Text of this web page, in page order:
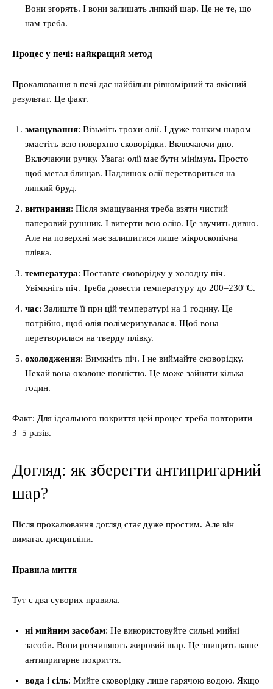
Вони згорять. І вони залишать липкий шар. Це не те, що
нам треба.
Процес у печі: найкращий метод
Прокалювання в печі дає найбільш рівномірний та якісний
результат. Це факт.
змащування: Візьміть трохи олії. І дуже тонким шаром
змастіть всю поверхню сковорідки. Включаючи дно.
Включаючи ручку. Увага: олії має бути мінімум. Просто
щоб метал блищав. Надлишок олії перетвориться на
липкий бруд.
витирання: Після змащування треба взяти чистий
паперовий рушник. І витерти всю олію. Це звучить дивно.
Але на поверхні має залишитися лише мікроскопічна
плівка.
температура: Поставте сковорідку у холодну піч.
Увімкніть піч. Треба довести температуру до 200–230°C.
час: Залиште її при цій температурі на 1 годину. Це
потрібно, щоб олія полімеризувалася. Щоб вона
перетворилася на тверду плівку.
охолодження: Вимкніть піч. І не виймайте сковорідку.
Нехай вона охолоне повністю. Це може зайняти кілька
годин.
Факт: Для ідеального покриття цей процес треба повторити
3–5 разів.
Догляд: як зберегти антипригарний
шар?
Після прокалювання догляд стає дуже простим. Але він
вимагає дисципліни.
Правила миття
Тут є два суворих правила.
ні мийним засобам: Не використовуйте сильні мийні
засоби. Вони розчиняють жировий шар. Це знищить ваше
антипригарне покриття.
вода і сіль: Мийте сковорідку лише гарячою водою. Якщо